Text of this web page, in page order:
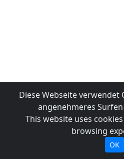
Diese Webseite verwendet
angenehmeres
This website uses
browsing
OK